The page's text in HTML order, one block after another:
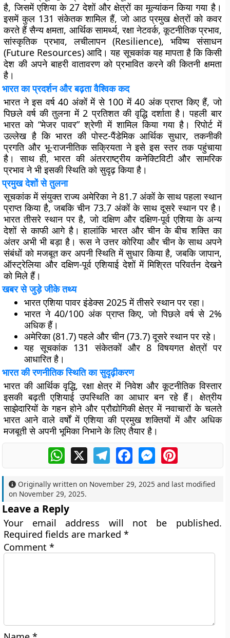
है, जिसमें एशिया के 27 देशों और क्षेत्रों का मूल्यांकन किया गया है।
इसमें कुल 131 संकेतक शामिल हैं, जो आठ प्रमुख क्षेत्रों को कवर
करते हैं सैन्य क्षमता, आर्थिक सामर्थ्य, रक्षा नेटवर्क, कूटनीतिक प्रभाव,
सांस्कृतिक प्रभाव, लचीलापन (Resilience), भविष्य संसाधन
(Future Resources) आदि। यह सूचकांक यह मापता है कि किसी
देश की अपने बाहरी वातावरण को प्रभावित करने की कितनी क्षमता
है।
भारत का प्रदर्शन और बढ़ता वैश्विक कद
भारत ने इस वर्ष 40 अंकों में से 100 में 40 अंक प्राप्त किए हैं, जो
पिछले वर्ष की तुलना में 2 प्रतिशत की वृद्धि दर्शाता है। पहली बार
भारत को “मेजर पावर” श्रेणी में शामिल किया गया है। रिपोर्ट में
उल्लेख है कि भारत की पोस्ट-पैंडेमिक आर्थिक सुधार, तकनीकी
प्रगति और भू-राजनीतिक सक्रियता ने इसे इस स्तर तक पहुंचाया
है। साथ ही, भारत की अंतरराष्ट्रीय कनेक्टिविटी और सामरिक
प्रभाव ने भी इसकी स्थिति को सुदृढ़ किया है।
प्रमुख देशों से तुलना
सूचकांक में संयुक्त राज्य अमेरिका ने 81.7 अंकों के साथ पहला स्थान
प्राप्त किया है, जबकि चीन 73.7 अंकों के साथ दूसरे स्थान पर है।
भारत तीसरे स्थान पर है, जो दक्षिण और दक्षिण-पूर्व एशिया के अन्य
देशों से काफी आगे है। हालांकि भारत और चीन के बीच शक्ति का
अंतर अभी भी बड़ा है। रूस ने उत्तर कोरिया और चीन के साथ अपने
संबंधों को मजबूत कर अपनी स्थिति में सुधार किया है, जबकि जापान,
ऑस्ट्रेलिया और दक्षिण-पूर्व एशियाई देशों में मिश्रित परिवर्तन देखने
को मिले हैं।
खबर से जुड़े जीके तथ्य
भारत एशिया पावर इंडेक्स 2025 में तीसरे स्थान पर रहा।
भारत ने 40/100 अंक प्राप्त किए, जो पिछले वर्ष से 2%
अधिक हैं।
अमेरिका (81.7) पहले और चीन (73.7) दूसरे स्थान पर रहे।
यह सूचकांक 131 संकेतकों और 8 विषयगत क्षेत्रों पर
आधारित है।
भारत की रणनीतिक स्थिति का सुदृढ़ीकरण
भारत की आर्थिक वृद्धि, रक्षा क्षेत्र में निवेश और कूटनीतिक विस्तार
इसकी बढ़ती एशियाई उपस्थिति का आधार बन रहे हैं। क्षेत्रीय
साझेदारियों के गहन होने और प्रौद्योगिकी क्षेत्र में नवाचारों के चलते
भारत आने वाले वर्षों में एशिया की प्रमुख शक्तियों में और अधिक
मजबूती से अपनी भूमिका निभाने के लिए तैयार है।
WhatsApp
X TelegramFacebookMessengerPinterest
Originally written on November 29, 2025 and last modified
on November 29, 2025.
Leave a Reply
Your email address will not be published.
Required fields are marked*
Comment*